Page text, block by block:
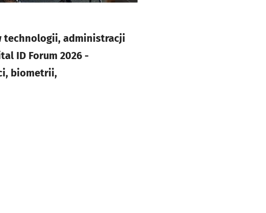
technologii, administracji
ID Forum 2026 -
biometrii,